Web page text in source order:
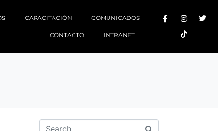
CAPACITACIÓN COMUNICADOS
CONTACTO INTRANET